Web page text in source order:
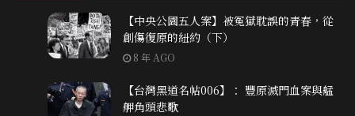
【中央公園五人案】被冤獄耽誤的青春，從
創傷復原的紐約（下）
8 年 AGO
【台灣黑道名帖006】： 豐原滅門血案與艋
舺角頭悲歌